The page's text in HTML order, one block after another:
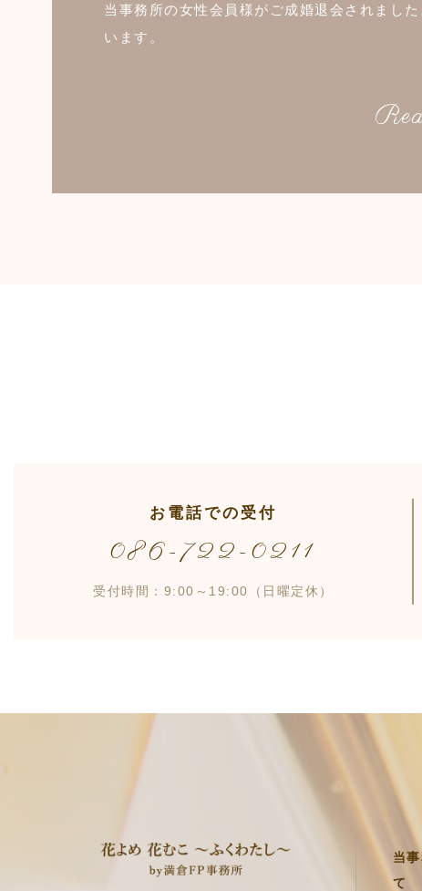
当事務所の女性会員様がご成婚退会されまし
います。
お電話での受付
086-722-0211
受付時間：9:00～19:00（日曜定休）
当
て